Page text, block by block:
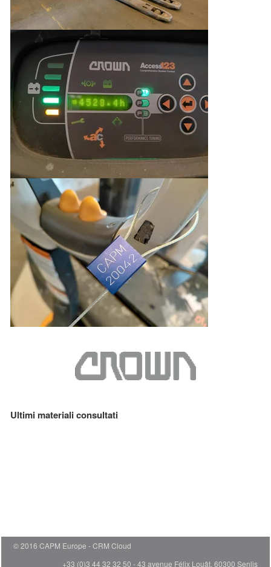
Ultimi materiali consultati
© 2016 CAPM Europe
CRM Cloud
+33 (0)3 44 32 32 50 - 43 avenue Félix Louât, 60300 Senlis